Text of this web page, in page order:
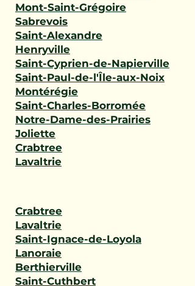
Mont-Saint-Grégoire
Sabrevois
Saint-Alexandre
Henryville
Saint-Cyprien-de-Napierville
Saint-Paul-de-l'Île-aux-Noix
Montérégie
Saint-Charles-Borromée
Notre-Dame-des-Prairies
Joliette
Crabtree
Lavaltrie
Crabtree
Lavaltrie
Saint-Ignace-de-Loyola
Lanoraie
Berthierville
Saint-Cuthbert